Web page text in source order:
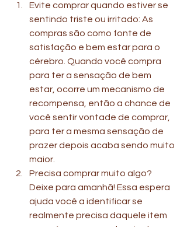
Evite comprar quando estiver se
sentindo triste ou irritado: As
compras são como fonte de
satisfação e bem estar para o
cérebro. Quando você compra
para ter a sensação de bem
estar, ocorre um mecanismo de
recompensa, então a chance de
você sentir vontade de comprar,
para ter a mesma sensação de
prazer depois acaba sendo muito
maior.
Precisa comprar muito algo?
Deixe para amanhã! Essa espera
ajuda você a identificar se
realmente precisa daquele item